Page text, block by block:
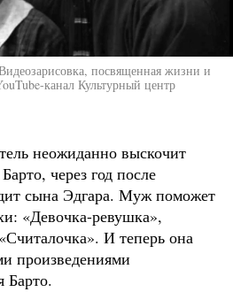
посвященная жизни и
канал Культурный центр
неожиданно выскочит
через год после
сына Эдгара. Муж поможет
«Девочка-ревушка»,
И теперь она
произведениями
Барто.